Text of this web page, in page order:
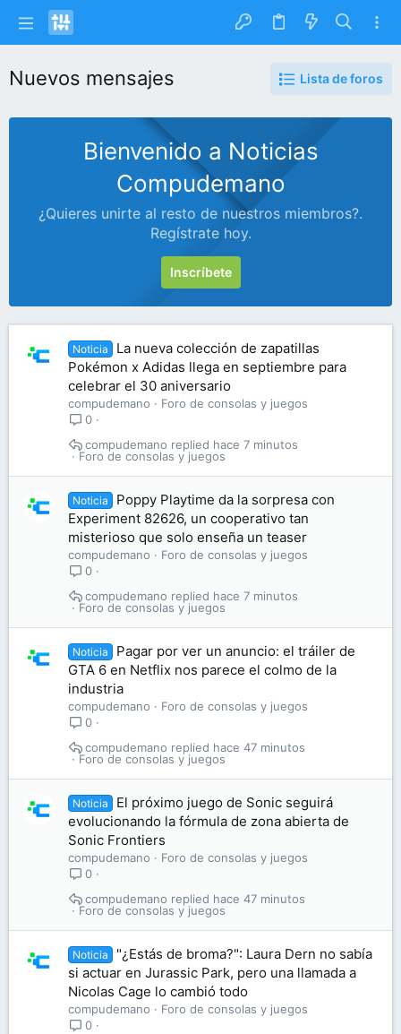
Nuevos mensajes Lista de foros
Bienvenido a Noticias
Compudemano
¿Quieres unirte al resto de nuestros miembros?.
Regístrate hoy.
Inscríbete
Noticia
La nueva colección de zapatillas
Pokémon x Adidas llega en septiembre para
celebrar el 30 aniversario
compudemano
Foro de consolas y juegos
0
Foro de consolas y juegos
hace 7 minutos
compudemano
Noticia
Poppy Playtime da la sorpresa con
Experiment 82626, un cooperativo tan
misterioso que solo enseña un teaser
compudemano
Foro de consolas y juegos
0
Foro de consolas y juegos
hace 7 minutos
compudemano
Noticia
Pagar por ver un anuncio: el tráiler de
GTA 6 en Netflix nos parece el colmo de la
industria
compudemano
Foro de consolas y juegos
0
Foro de consolas y juegos
hace 47 minutos
compudemano
Noticia
El próximo juego de Sonic seguirá
evolucionando la fórmula de zona abierta de
Sonic Frontiers
compudemano
Foro de consolas y juegos
0
Foro de consolas y juegos
hace 47 minutos
compudemano
Noticia
"¿Estás de broma?": Laura Dern no sabía
si actuar en Jurassic Park, pero una llamada a
Nicolas Cage lo cambió todo
compudemano
Foro de consolas y juegos
0